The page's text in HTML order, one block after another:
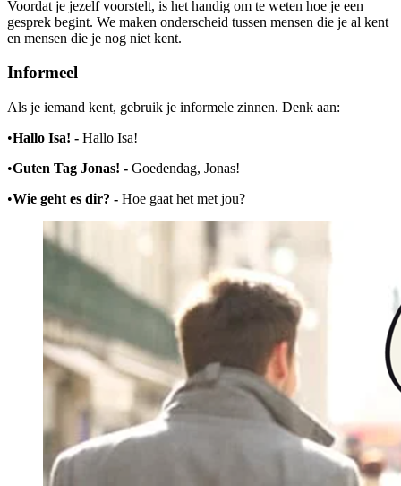
Voordat je jezelf voorstelt, is het handig om te weten hoe je een
gesprek begint. We maken onderscheid tussen mensen die je al kent
en mensen die je nog niet kent.
Informeel
Als je iemand kent, gebruik je informele zinnen. Denk aan:
•Hallo Isa! - Hallo Isa!
•Guten Tag Jonas! - Goedendag, Jonas!
•Wie geht es dir? - Hoe gaat het met jou?